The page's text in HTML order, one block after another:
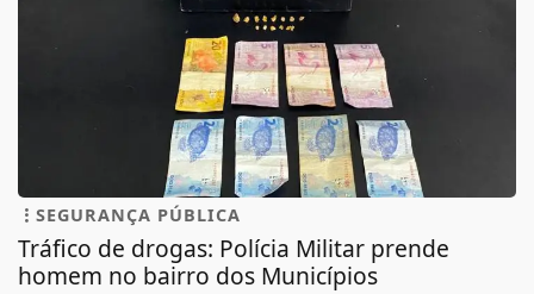
SEGURANÇA PÚBLICA
Tráfico de drogas: Polícia Militar prende
homem no bairro dos Municípios